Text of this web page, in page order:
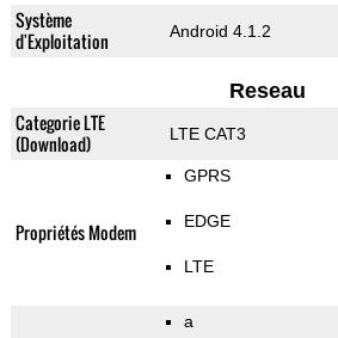
Système
d'Exploitation
Android 4.1.2
Reseau
Categorie LTE
(Download)
LTE CAT3
Propriétés Modem
GPRS
EDGE
LTE
a